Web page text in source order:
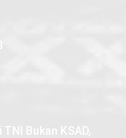
Bukan KSAD,